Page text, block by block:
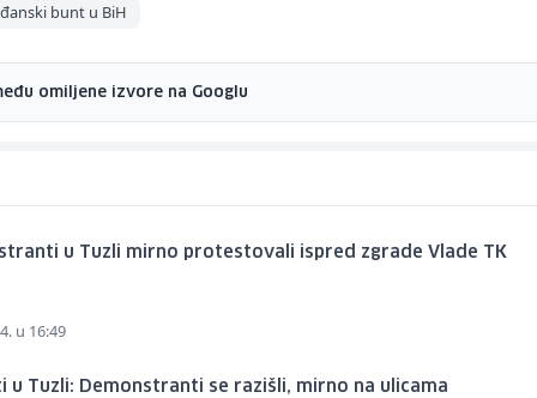
bunt u BiH
omiljene izvore na Googlu
u Tuzli mirno protestovali ispred zgrade Vlade TK
u 16:49
u Tuzli: Demonstranti se razišli, mirno na ulicama